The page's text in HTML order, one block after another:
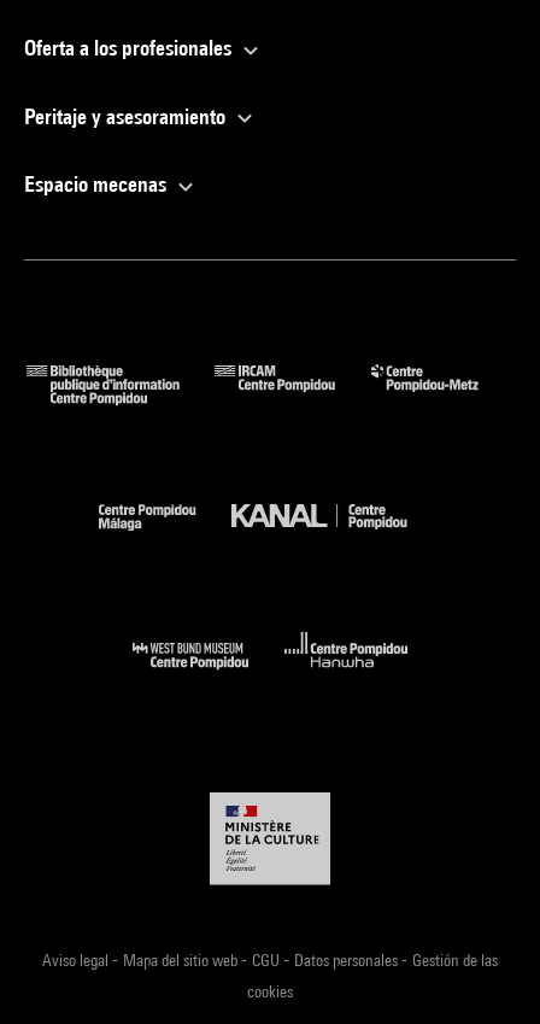
Oferta a los profesionales
Peritaje y asesoramiento
Espacio mecenas
Aviso legal - Mapa del sitio web- CGU - Datos personales- Gestión de las
cookies